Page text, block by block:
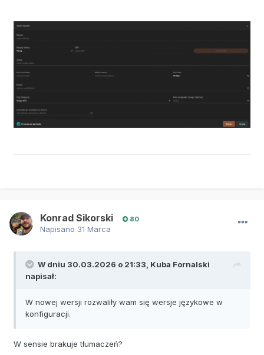
Konrad Sikorski 80
Napisano 31 Marca
W dniu 30.03.2026 o 21:33, Kuba Fornalski
napisał:
W nowej wersji rozwaliły wam się wersje językowe w
konfiguracji.
W sensie brakuje tłumaczeń?